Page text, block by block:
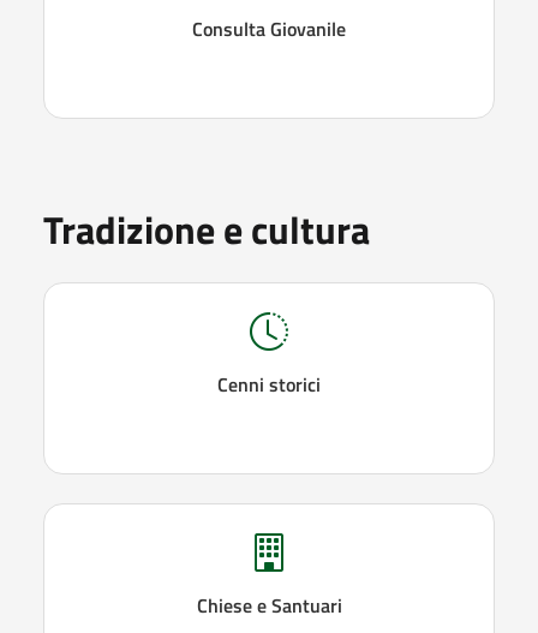
Consulta Giovanile
Tradizione e cultura
Cenni storici
Chiese e Santuari